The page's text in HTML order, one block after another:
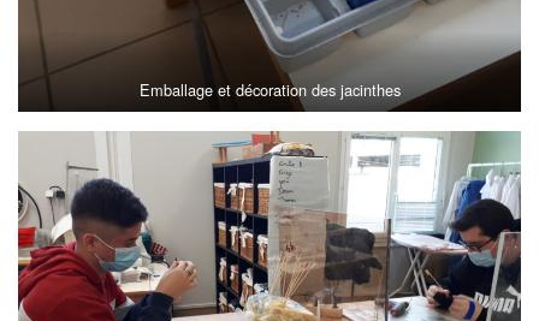
Emballage et décoration des jacinthes